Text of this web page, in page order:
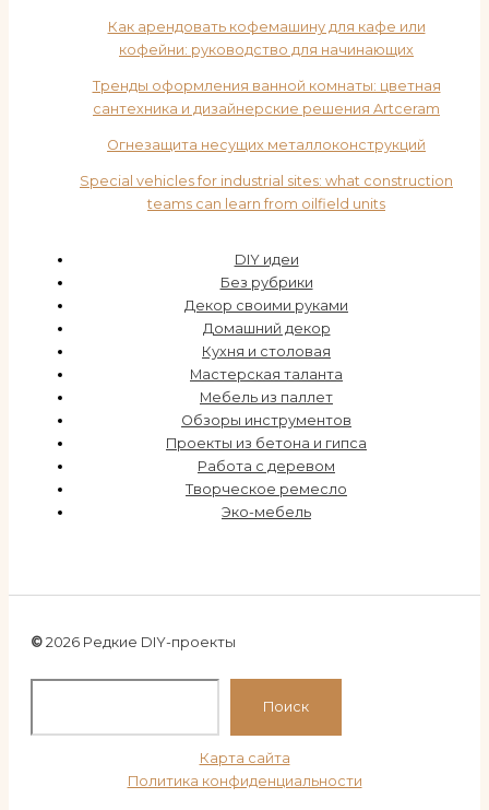
Как арендовать кофемашину для кафе или
кофейни: руководство для начинающих
Тренды оформления ванной комнаты: цветная
сантехника и дизайнерские решения Artceram
Огнезащита несущих металлоконструкций
Special vehicles for industrial sites: what construction
teams can learn from oilfield units
DIY идеи
Без рубрики
Декор своими руками
Домашний декор
Кухня и столовая
Мастерская таланта
Мебель из паллет
Обзоры инструментов
Проекты из бетона и гипса
Работа с деревом
Творческое ремесло
Эко-мебель
© 2026 Редкие DIY-проекты
Поиск
Карта сайта
Политика конфиденциальности